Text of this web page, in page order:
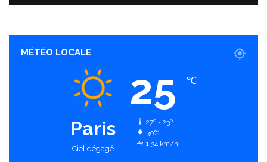
MÉTÉO LOCALE
Paris
Ciel dégagé
25 ℃
27º - 23º
30%
1.34 km/h